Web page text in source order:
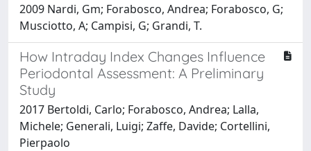
2009 Nardi, Gm; Forabosco, Andrea; Forabosco, G;
Musciotto, A; Campisi, G; Grandi, T.
How Intraday Index Changes Influence
Periodontal Assessment: A Preliminary
Study
2017 Bertoldi, Carlo; Forabosco, Andrea; Lalla,
Michele; Generali, Luigi; Zaffe, Davide; Cortellini,
Pierpaolo